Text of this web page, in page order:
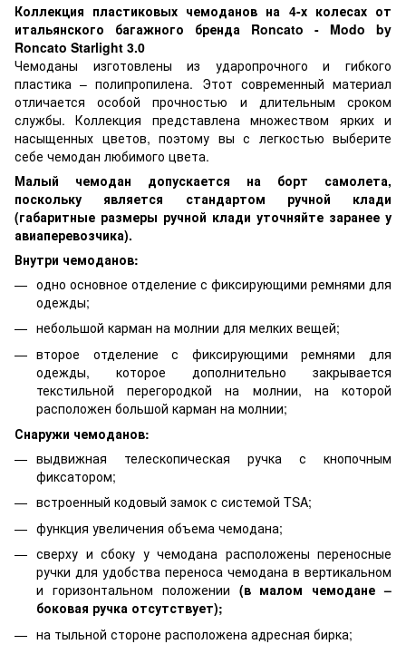
Коллекция пластиковых чемоданов на 4-х колесах от
итальянского багажного бренда Roncato - Modo by
Roncato Starlight 3.0
Чемоданы изготовлены из ударопрочного и гибкого
пластика – полипропилена. Этот современный материал
отличается особой прочностью и длительным сроком
службы. Коллекция представлена ​​множеством ярких и
насыщенных цветов, поэтому вы с легкостью выберите
себе чемодан любимого цвета.
Малый чемодан допускается на борт самолета,
поскольку является стандартом ручной клади
(габаритные размеры ручной клади уточняйте заранее у
авиаперевозчика).
Внутри чемоданов:
одно основное отделение с фиксирующими ремнями для
одежды;
небольшой карман на молнии для мелких вещей;
второе отделение с фиксирующими ремнями для
одежды, которое дополнительно закрывается
текстильной перегородкой на молнии, на которой
расположен большой карман на молнии;
Снаружи чемоданов:
выдвижная телескопическая ручка с кнопочным
фиксатором;
встроенный кодовый замок с системой TSA;
функция увеличения объема чемодана;
сверху и сбоку у чемодана расположены переносные
ручки для удобства переноса чемодана в вертикальном
и горизонтальном положении (в малом чемодане –
боковая ручка отсутствует);
на тыльной стороне расположена адресная бирка;